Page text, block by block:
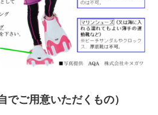
でご用意いただくもの）